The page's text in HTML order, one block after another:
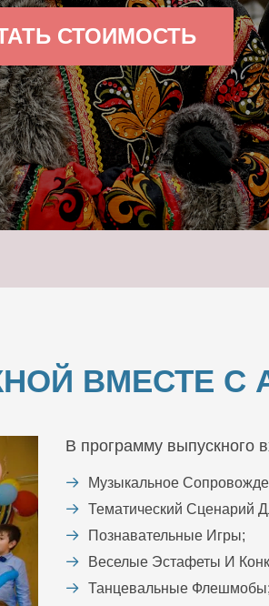
СТОИМОСТЬ
ВМЕСТЕ С
В программу выпускного
Музыкальное
Тематический Сценарий
Познавательные Игры;
Веселые Эстафеты И
Танцевальные Флешмобы;